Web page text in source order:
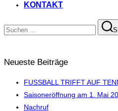
KONTAKT
Suchen
nach:
Neueste Beiträge
FUSSBALL TRIFFT AUF
Saisoneröffnung am 1. Mai
Nachruf